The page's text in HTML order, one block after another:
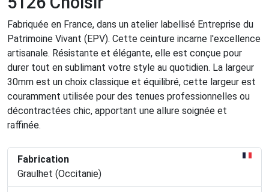
Fabriquée en France, dans un atelier labellisé Entreprise du
Patrimoine Vivant (EPV). Cette ceinture incarne l'excellence
artisanale. Résistante et élégante, elle est conçue pour
durer tout en sublimant votre style au quotidien. La largeur
30mm est un choix classique et équilibré, cette largeur est
couramment utilisée pour des tenues professionnelles ou
décontractées chic, apportant une allure soignée et
raffinée.
Fabrication
Graulhet (Occitanie)